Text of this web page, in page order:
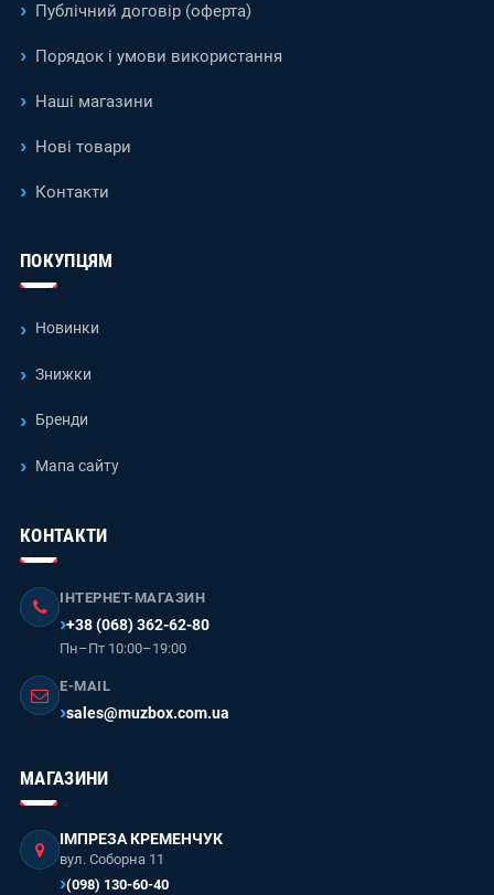
Публічний договір (оферта)
Порядок і умови використання
Наші магазини
Нові товари
Контакти
ПОКУПЦЯМ
Новинки
Знижки
Бренди
Мапа сайту
КОНТАКТИ
ІНТЕРНЕТ-МАГАЗИН
+38 (068) 362-62-80
Пн–Пт 10:00–19:00
E-MAIL
sales@muzbox.com.ua
МАГАЗИНИ
ІМПРЕЗА КРЕМЕНЧУК
вул. Соборна 11
(098) 130-60-40